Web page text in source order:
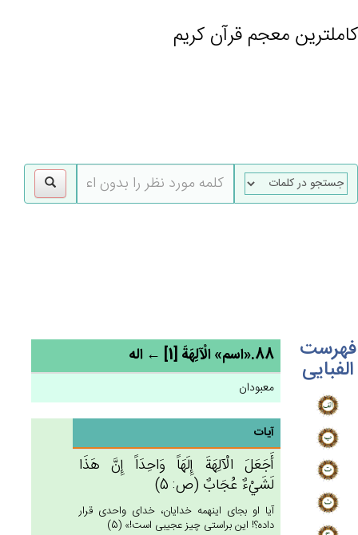
کاملترین معجم قرآن کریم
فهرست
الفبایی 88.«اسم» الْآلِهَة‌َ [1] ← اله
معبودان
آیات
أَجَعَل‌َ الْآلِهَة‌َ إِلَهَاً وَاحِدَاً إِن‌َّ هَذَا
لَشَي‌ْءٌ عُجَاب‌ٌ (ص: 5)
آيا او بجاى اينهمه خدايان، خداى واحدى قرار
داده؟! اين براستى چيز عجيبى است!» (5)